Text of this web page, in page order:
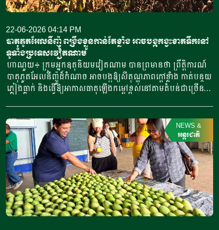
ភាសាអេស្ប៉ាញ មានន័យថា “ក្មេងប្រុសតូច” ឬ “កូនព្រះគ្រីស្ទ”។ ឈ្មោះ
នេះត្រូវអ្នកនេសាទជនជាតិប៉េរូ បង្កើតដំបូង នៅទសវត្សឆ្នាំ១ ៦០០
ដោយសារតែពួកគេបានកត់សម្គាល់ឃើញចរន្តទឹកក្តៅក្នុងមហាសមុទ្រ
ដែលជាធម្មតាតែងតែហូរមកដល់នៅក្នុងរង្វង់វេលាបុណ្យណូអែល។
ចំណែកខាងវិទ្យាសាស្ត្រ គឺសំដៅទៅលើទម្រង់អាកាសធាតុ ដែលកើត
ឡើងដោយធម្មជាតិ និងកំណត់បានដោយការឡើងកម្តៅខុសប្រក្រតីនៃ
សីតុណ្ហភាពផ្ទៃសមុទ្រនៅភាគកណ្តាល និងភាគខាងកើតនៃមហា
សមុទ្រប៉ាស៊ីហ្វិក។ អ្នកវិទ្យាសាស្ត្របានគិតទុកថា បាតុភូតនេះនឹងបន្ត
រហូតដល់ដើមឆ្នាំ២០២៧ និងត្រូវបានព្យាករថា នឹងធ្វើឱ្យមានភ្លៀងធ្លាក់
តិចតួច ព្រមទាំងអាកាសធាតុក្តៅ និងស្ងួតហួតហែងជាងមុន ដែល
អាចប៉ះពាល់ដល់វិស័យកសិកម្ម […]
22-06-2026 04:14 PM
បាតុភូតអែលនីញ៉ូ ពង្រឹងខ្លួនកាន់តែខ្លាំង អាចបង្កកង្វះខាតទឹកនៅ
ទូទាំងប្រទេសវៀតណាម
ហាណូយ៖ ក្រុមអ្នកឧតុនិយមវៀតណាម បានព្រមានថា ព្រឹត្តិការណ៍
បាតុភូតអែលនីញ៉ូដ៏កំណាច អាចបង្កឱ្យសីតុណ្ហភាពក្តៅខ្លាំង កាត់បន្ថយ
ភ្លៀងធ្លាក់ និងធ្វើឱ្យអាកាសធាតុឡើងកម្តៅខ្ពស់នៅតាមតំបន់ជាច្រើន
នៅក្នុងរយៈប៉ុន្មានខែខាងមុខនេះ។ ស្ថានភាពបែបនេះ ធ្វើឱ្យ
ប្រទេសវៀតណាមប្រឈមមុខនឹងការថយចុះនៃកម្រិតរបបភ្លៀងធ្លាក់
ជួបគ្រោះរាំងស្ងួតធ្ងន់ធ្ងរ និងការជ្រៀតចូលទឹកប្រៃមកក្នុងតំបន់
ទឹកសាបកាន់តែច្រើន ហើយក៏បង្កឱ្យមានព្យុះសង្ឃរា ភ្លៀងធ្លាក់ខ្លាំង និង
បង្កគ្រោះទឹកជំនន់យ៉ាងគំហុកតែម្តង។ លោក ដាង ថាញ់ម៉ៃ (Dang
Thanh Mai) អគ្គនាយករងនៃនាយកដ្ឋានឧតុនិយម និងជលសាស្ត្រ
វៀតណាម បាននិយាយកាលពីពេលថ្មីនេះថា ទាំងគំរូព្យាករណ៍ក្នុង
ស្រុក និងគំរូព្យាករណ៍អន្តរជាតិ ពិតជាបង្ហាញថា បាតុភូតអែលនីញ៉ូ
កំពុងបន្កើនឥទ្ធិចាប់ពីខែមិថុនា ឆ្នាំ២០២៦ និងកាន់តែខ្លាំងឡើងៗ ក្នុង
NEWS &
អន្តរជាតិ